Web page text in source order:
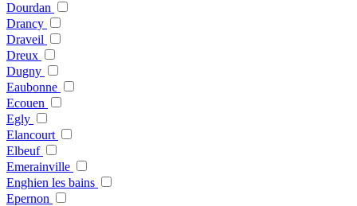
Dourdan
Drancy
Draveil
Dreux
Dugny
Eaubonne
Ecouen
Egly
Elancourt
Elbeuf
Emerainville
Enghien les bains
Epernon